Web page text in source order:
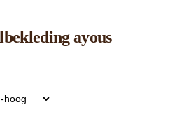
ayous